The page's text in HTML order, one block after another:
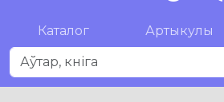
Каталог Артыкулы